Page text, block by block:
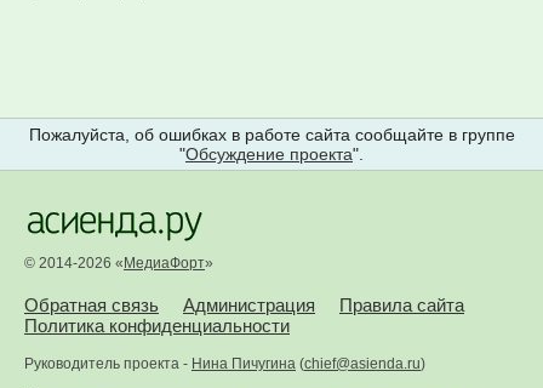
Пожалуйста, об ошибках в работе сайта сообщайте в группе
"Обсуждение проекта".
© 2014-2026 « МедиаФорт»
Обратная связь Администрация
Правила сайта
Политика конфиденциальности
Руководитель проекта - Нина Пичугина (chief@asienda.ru)